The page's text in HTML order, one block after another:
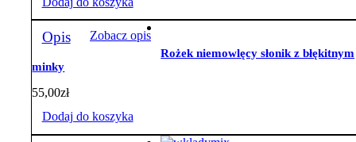
Opis Zobacz opis
Rożek niemowlęcy słonik z błękitnym
minky
55,00zł
Dodaj do koszyka